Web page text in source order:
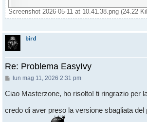
Screenshot 2026-05-11 at 10.41.38.png (24.22
bird
Re: Problema EasyIvy
Messaggio
lun mag 11, 2026 2:31 pm
Ciao Masterzone, ho risolto! ti ringrazio per
credo di aver preso la versione sbagliata del